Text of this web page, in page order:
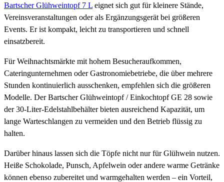
Bartscher Glühweintopf 7 L eignet sich gut für kleinere Stände,
Vereinsveranstaltungen oder als Ergänzungsgerät bei größeren
Events. Er ist kompakt, leicht zu transportieren und schnell
einsatzbereit.
Für Weihnachtsmärkte mit hohem Besucheraufkommen,
Cateringunternehmen oder Gastronomiebetriebe, die über mehrere
Stunden kontinuierlich ausschenken, empfehlen sich die größeren
Modelle. Der Bartscher Glühweintopf / Einkochtopf GE 28 sowie
der 30-Liter-Edelstahlbehälter bieten ausreichend Kapazität, um
lange Warteschlangen zu vermeiden und den Betrieb flüssig zu
halten.
Darüber hinaus lassen sich die Töpfe nicht nur für Glühwein nutzen.
Heiße Schokolade, Punsch, Apfelwein oder andere warme Getränke
können ebenso zubereitet und warmgehalten werden – ein Vorteil,